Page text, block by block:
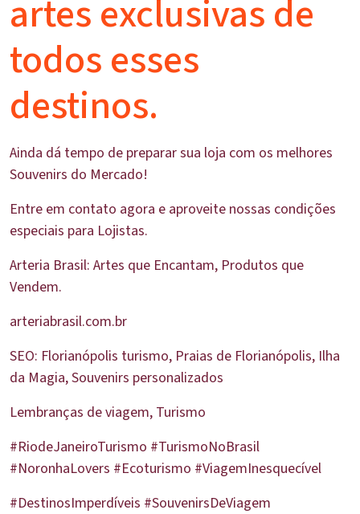
artes exclusivas de
todos esses
destinos.
Ainda dá tempo de preparar sua loja com os melhores
Souvenirs do Mercado!
Entre em contato agora e aproveite nossas condições
especiais para Lojistas.
Arteria Brasil: Artes que Encantam, Produtos que
Vendem.
arteriabrasil.com.br
SEO: Florianópolis turismo, Praias de Florianópolis, Ilha
da Magia, Souvenirs personalizados
Lembranças de viagem, Turismo
#RiodeJaneiroTurismo #TurismoNoBrasil
#NoronhaLovers #Ecoturismo #ViagemInesquecível
#DestinosImperdíveis #SouvenirsDeViagem